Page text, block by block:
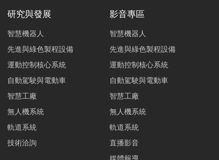
研究與發展
智慧機器人
先進與綠色製程設備
運動控制核心系統
自動駕駛與電動車
智慧工廠
無人機系統
軌道系統
技術洽詢
影音專區
智慧機器人
先進與綠色製程設備
運動控制核心系統
自動駕駛與電動車
智慧工廠
無人機系統
軌道系統
直播影音